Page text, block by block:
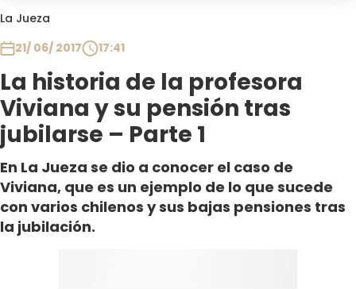
La Jueza
21/ 06/ 2017
17:41
La historia de la profesora
Viviana y su pensión tras
jubilarse – Parte 1
En La Jueza se dio a conocer el caso de
Viviana, que es un ejemplo de lo que sucede
con varios chilenos y sus bajas pensiones tras
la jubilación.
Club De La Comedia
Contigo en Directo
Plan Perfecto
El Tiempo
Sabingo
Todos Los Programas